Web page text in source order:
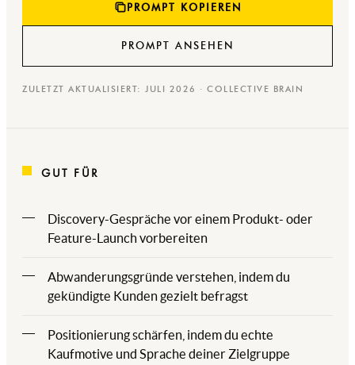
PROMPT KOPIEREN
PROMPT ANSEHEN
ZULETZT AKTUALISIERT: JULI 2026 · COLLECTIVE BRAIN
GUT FÜR
Discovery-Gespräche vor einem Produkt- oder
Feature-Launch vorbereiten
Abwanderungsgründe verstehen, indem du
gekündigte Kunden gezielt befragst
Positionierung schärfen, indem du echte
Kaufmotive und Sprache deiner Zielgruppe